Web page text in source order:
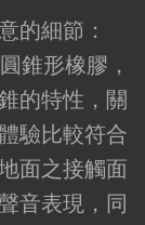
的細節：
錐形橡膠，
的特性，關
驗比較符合
面之接觸面
音表現，同